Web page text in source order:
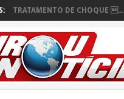
TRATAMENTO DE CHOQUE ...